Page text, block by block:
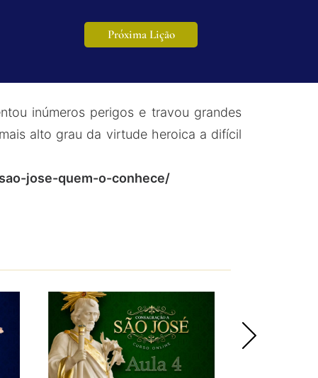
Próxima Lição
inúmeros perigos e travou grandes
alto grau da virtude heroica a difícil
jose-quem-o-conhece/